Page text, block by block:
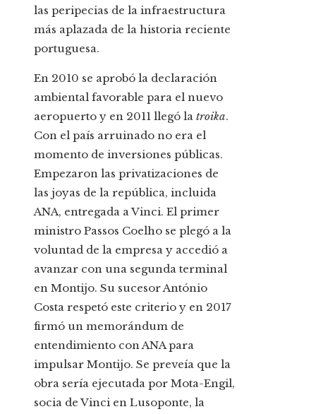
las peripecias de la infraestructura
más aplazada de la historia reciente
portuguesa.
En 2010 se aprobó la declaración
ambiental favorable para el nuevo
aeropuerto y en 2011 llegó la troika.
Con el país arruinado no era el
momento de inversiones públicas.
Empezaron las privatizaciones de
las joyas de la república, incluida
ANA, entregada a Vinci. El primer
ministro Passos Coelho se plegó a la
voluntad de la empresa y accedió a
avanzar con una segunda terminal
en Montijo. Su sucesor António
Costa respetó este criterio y en 2017
firmó un memorándum de
entendimiento con ANA para
impulsar Montijo. Se preveía que la
obra sería ejecutada por Mota-Engil,
socia de Vinci en Lusoponte, la